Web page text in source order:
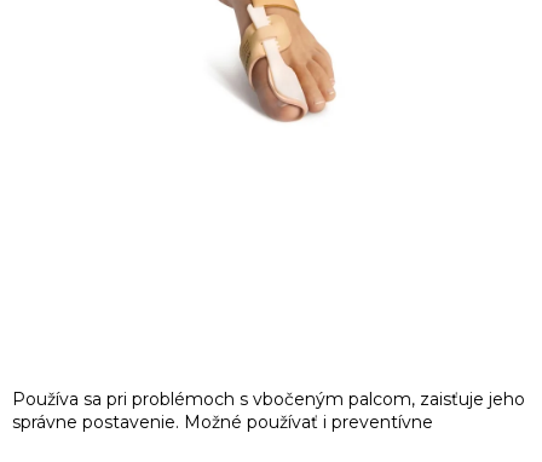
Používa sa pri problémoch s vbočeným palcom, zaisťuje jeho
správne postavenie. Možné používať i preventívne